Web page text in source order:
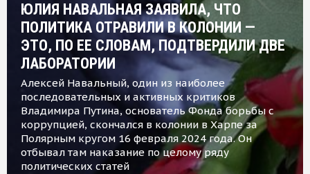
ЮЛИЯ НАВАЛЬНАЯ ЗАЯВИЛА, ЧТО
ПОЛИТИКА ОТРАВИЛИ В КОЛОНИИ —
ЭТО, ПО ЕЕ СЛОВАМ, ПОДТВЕРДИЛИ ДВЕ
ЛАБОРАТОРИИ
Алексей Навальный, один из наиболее
последовательных и активных критиков
Владимира Путина, основатель Фонда борьбы с
коррупцией, скончался в колонии в Харпе за
Полярным кругом 16 февраля 2024 года. Он
отбывал там наказание по целому ряду
политических статей